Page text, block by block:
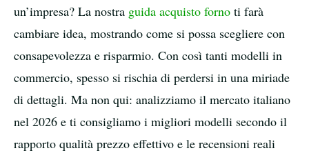
un’impresa? La nostra guida acquisto forno ti farà
cambiare idea, mostrando come si possa scegliere con
consapevolezza e risparmio. Con così tanti modelli in
commercio, spesso si rischia di perdersi in una miriade
di dettagli. Ma non qui: analizziamo il mercato italiano
nel 2026 e ti consigliamo i migliori modelli secondo il
rapporto qualità prezzo effettivo e le recensioni reali